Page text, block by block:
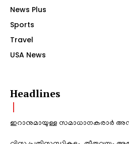
News Plus
Sports
Travel
USA News
Headlines
ഇറാനുമായുള്ള സമാധാനകരാർ